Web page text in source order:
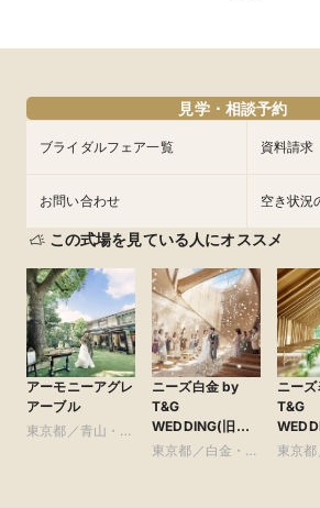
9/2
見学・相談予約
ブライダルフェア一覧 資料請求
お問い合わせ 空き状況
この式場を見ている人にオススメ
アーモニーアグレ
アーブル
東京都／青山・表
ニーズ白金 by
T&G
WEDDING(旧
アーフェリーク白
東京都／白金・恵
ニー
T&G
参道
東京都